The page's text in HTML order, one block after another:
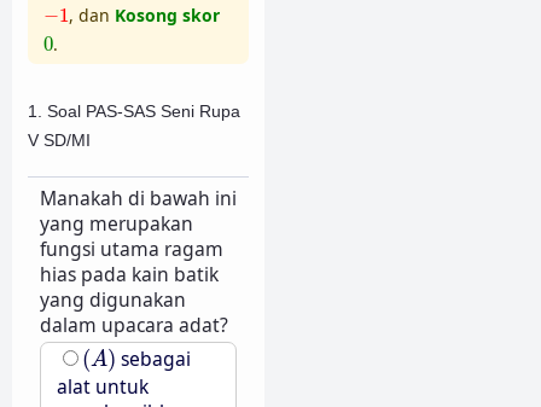
−1
1 , dan Kosong skor
0
0.
1. Soal PAS-SAS Seni Rupa
V SD/MI
Manakah di bawah ini
yang merupakan
fungsi utama ragam
hias pada kain batik
yang digunakan
dalam upacara adat?
(A)
(A) sebagai
alat untuk